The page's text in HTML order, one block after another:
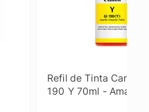
Refil de Tinta Canon
190 Y 70ml - Amarelo